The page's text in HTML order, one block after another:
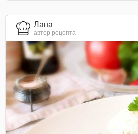
Лана
автор рецепта